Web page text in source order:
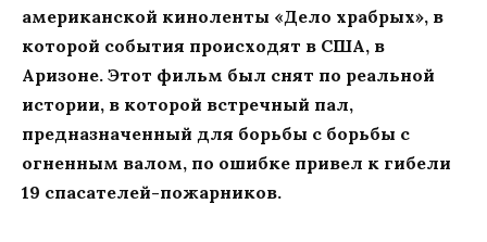
американской киноленты «Дело храбрых», в
которой события происходят в США, в
Аризоне. Этот фильм был снят по реальной
истории, в которой встречный пал,
предназначенный для борьбы с борьбы с
огненным валом, по ошибке привел к гибели
19 спасателей-пожарников.